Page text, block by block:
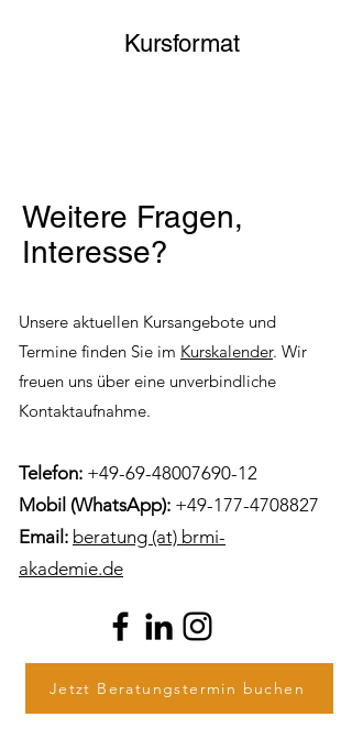
Kursformat
Weitere Fragen,
Interesse?
Unsere aktuellen Kursangebote und
Termine finden Sie im Kurskalender. Wir
freuen uns über eine unverbindliche
Kontaktaufnahme.
Telefon: +49-69-48007690-12
Mobil (WhatsApp): +49-177-4708827
Email: beratung (at) brmi-
akademie.de
Jetzt Beratungstermin buchen